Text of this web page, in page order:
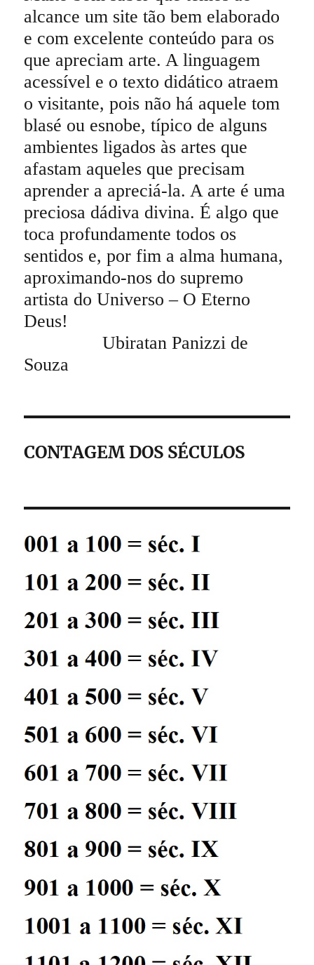
alcance um site tão bem elaborado
e com excelente conteúdo para os
que apreciam arte. A linguagem
acessível e o texto didático atraem
o visitante, pois não há aquele tom
blasé ou esnobe, típico de alguns
ambientes ligados às artes que
afastam aqueles que precisam
aprender a apreciá-la. A arte é uma
preciosa dádiva divina. É algo que
toca profundamente todos os
sentidos e, por fim a alma humana,
aproximando-nos do supremo
artista do Universo – O Eterno
Deus!
Ubiratan Panizzi de
Souza
CONTAGEM DOS SÉCULOS